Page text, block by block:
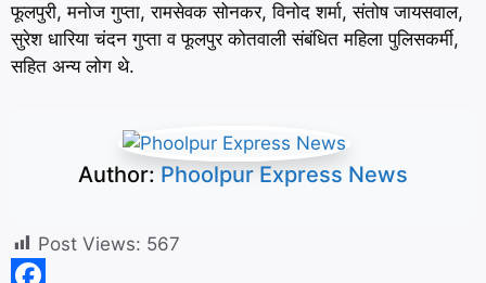
फूलपुरी, मनोज गुप्ता, रामसेवक सोनकर, विनोद शर्मा, संतोष जायसवाल,
सुरेश धारिया चंदन गुप्ता व फूलपुर कोतवाली संबंधित महिला पुलिसकर्मी,
सहित अन्य लोग थे.
Author: Phoolpur Express News
Post Views: 567